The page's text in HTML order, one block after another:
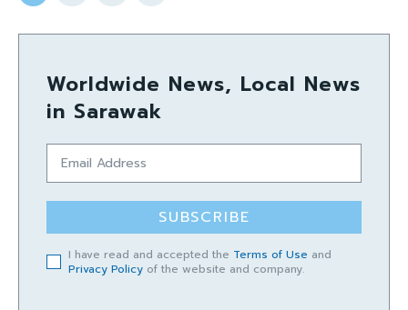
Worldwide News, Local News
in Sarawak
SUBSCRIBE
I have read and accepted the Terms of Use and
Privacy Policy of the website and company.